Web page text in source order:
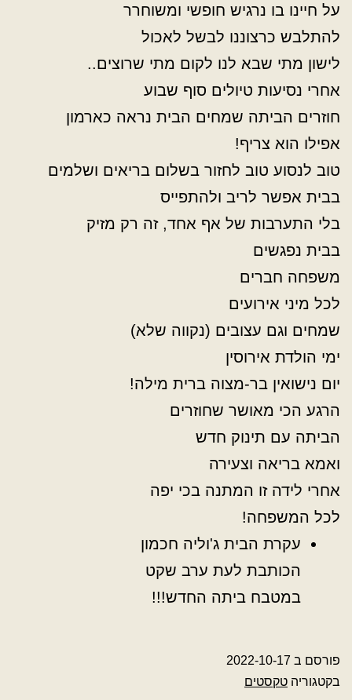
על חיינו בו נרגיש חופשי ומשוחרר
להתלבש כרצוננו לבשל לאכול
לישון מתי שבא לנו לקום מתי שרוצים..
אחרי נסיעות טיולים סוף שבוע
חוזרים הביתה שמחים הבית נראה כארמון
אפילו הוא צריף!
טוב לנסוע טוב לחזור בשלום בריאים ושלמים
בבית אפשר לריב ולהתפייס
בלי התערבות של אף אחד, זה רק מזיק
בבית נפגשים
משפחה חברים
לכל מיני אירועים
שמחים וגם עצובים (נקווה שלא)
ימי הולדת אירוסין
יום נישואין בר-מצוה ברית מילה!
הרגע הכי מאושר שחוזרים
הביתה עם תינוק חדש
ואמא בריאה וצעירה
אחרי לידה זו המתנה בכי יפה
לכל המשפחה!
עקרת הבית ג'וליה חכמון
הכותבת לעת ערב שקט
במטבח ביתה החדש!!!
פורסם ב 2022-10-17
בקטגוריה טקסטים